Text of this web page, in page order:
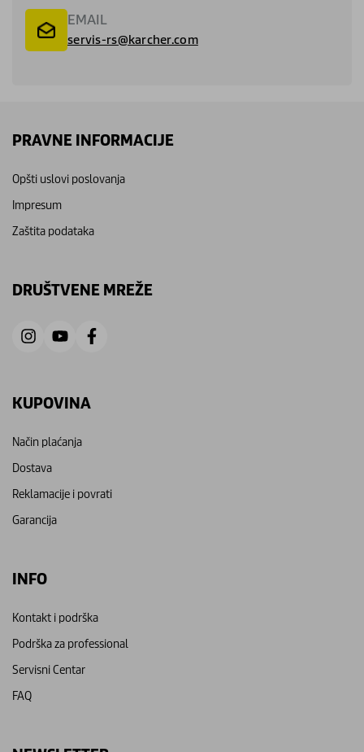
EMAIL
servis-rs@karcher.com
PRAVNE INFORMACIJE
Opšti uslovi poslovanja
Impresum
Zaštita podataka
DRUŠTVENE MREŽE
KUPOVINA
Način plaćanja
Dostava
Reklamacije i povrati
Garancija
INFO
Kontakt i podrška
Podrška za professional
Servisni Centar
FAQ